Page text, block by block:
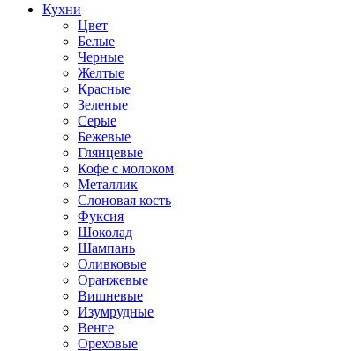
Кухни
Цвет
Белые
Черные
Желтые
Красные
Зеленые
Серые
Бежевые
Глянцевые
Кофе с молоком
Металлик
Слоновая кость
Фуксия
Шоколад
Шампань
Оливковые
Оранжевые
Вишневые
Изумрудные
Венге
Ореховые